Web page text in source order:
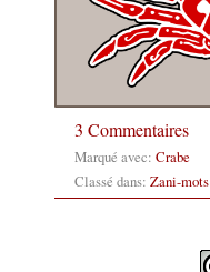
3 Commentaires
Marqué avec: Crabe
Classé dans: Zani-mots